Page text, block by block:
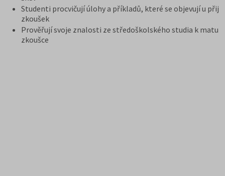
Studenti procvičují úlohy a příkladů, které se objevují u
zkoušek
Prověřují svoje znalosti ze středoškolského studia k
zkoušce